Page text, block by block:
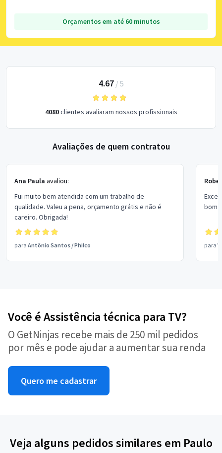
Orçamentos em até 60 minutos
4.67/ 5
4080clientes avaliaram nossos profissionais
Avaliações de quem contratou
Ana Paula avaliou:
Fui muito bem atendida com um trabalho de
qualidade. Valeu a pena, orçamento grátis e não é
careiro. Obrigada!
para Antônio Santos /Philco
bom
para
Você é Assistência técnica para TV?
O GetNinjas recebe mais de 250 mil pedidos
por mês e pode ajudar a aumentar sua renda
Quero me cadastrar
Veja alguns pedidos similares em Paulo